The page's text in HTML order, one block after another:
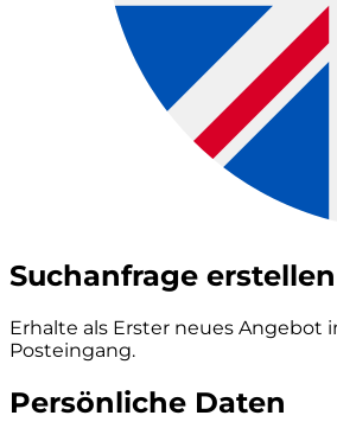
Suchanfrage erstellen
Erhalte als Erster neues Angebot
Posteingang.
Persönliche Daten